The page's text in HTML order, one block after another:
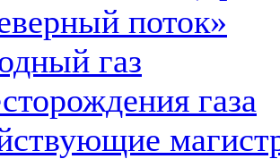
поток»
газ
газа